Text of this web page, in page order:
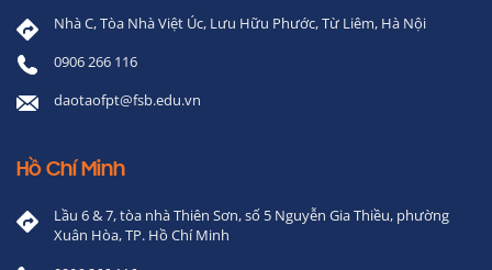
Nhà C, Tòa Nhà Việt Úc, Lưu Hữu Phước, Từ Liêm, Hà Nội
0906 266 116
daotaofpt@fsb.edu.vn
Hồ Chí Minh
Lầu 6 & 7, tòa nhà Thiên Sơn, số 5 Nguyễn Gia Thiều, phường
Xuân Hòa, TP. Hồ Chí Minh